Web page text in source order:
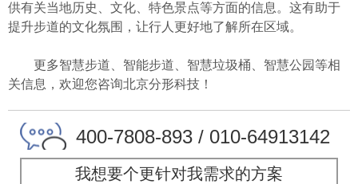
供有关当地历史、文化、特色景点等方面的信息。这有助于
提升步道的文化氛围，让行人更好地了解所在区域。
更多智慧步道、智能步道、智慧垃圾桶、智慧公园等相
关信息，欢迎您咨询北京分形科技！
400-7808-893 / 010-64913142
我想要个更针对我需求的方案